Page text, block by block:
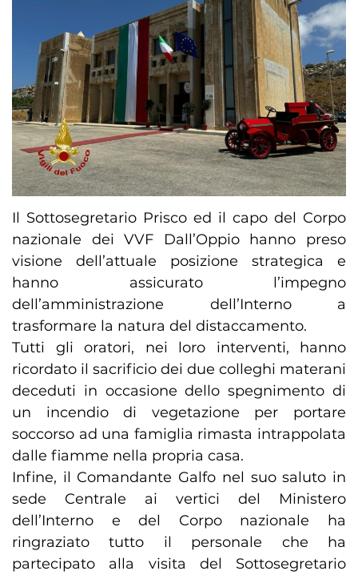
Il Sottosegretario Prisco ed il capo del Corpo
nazionale dei VVF Dall’Oppio hanno preso
visione dell’attuale posizione strategica e
hanno assicurato l’impegno
dell’amministrazione dell’Interno a
trasformare la natura del distaccamento.
Tutti gli oratori, nei loro interventi, hanno
ricordato il sacrificio dei due colleghi materani
deceduti in occasione dello spegnimento di
un incendio di vegetazione per portare
soccorso ad una famiglia rimasta intrappolata
dalle fiamme nella propria casa.
Infine, il Comandante Galfo nel suo saluto in
sede Centrale ai vertici del Ministero
dell’Interno e del Corpo nazionale ha
ringraziato tutto il personale che ha
partecipato alla visita del Sottosegretario